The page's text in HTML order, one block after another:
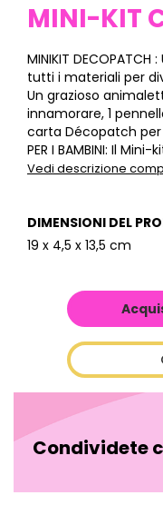
MINI-KIT
MINIKIT
tutti i materiali per
Un grazioso
innamorare, 1
carta Décopatch per
PER I BAMBINI: Il Mini-
Vedi descrizione
DIMENSIONI DEL
19 x 4,5 x 13,5 cm
Condividete